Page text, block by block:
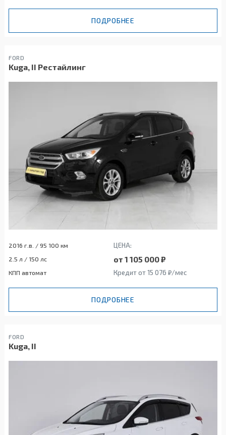
ПОДРОБНЕЕ
FORD
Kuga, II Рестайлинг
2016 г.в. / 95 100 км ЦЕНА:
2.5 л / 150 лс от 1 105 000 ₽
КПП автомат Кредит от 15 076 ₽/мес
ПОДРОБНЕЕ
FORD
Kuga, II